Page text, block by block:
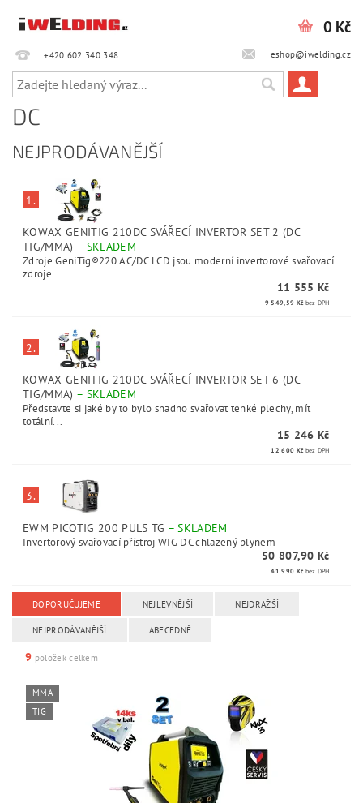
+420 602 340 348‎‎ eshop@iwelding.cz
0 Kč
DC
NEJPRODÁVANĚJŠÍ
1.
KOWAX GENITIG 210DC SVÁŘECÍ INVERTOR SET 2 (DC
TIG/MMA) – SKLADEM
Zdroje GeniTig®220 AC/DC LCD jsou moderní invertorové svařovací
zdroje...
11 555 Kč
9 549,59 Kč bez DPH
2.
KOWAX GENITIG 210DC SVÁŘECÍ INVERTOR SET 6 (DC
TIG/MMA) – SKLADEM
Představte si jaké by to bylo snadno svařovat tenké plechy, mít
totální...
15 246 Kč
12 600 Kč bez DPH
3.
EWM PICOTIG 200 PULS TG –SKLADEM
Invertorový svařovací přístroj WIG DC chlazený plynem
50 807,90 Kč
41 990 Kč bez DPH
DOPORUČUJEME NEJLEVNĚJŠÍ NEJDRAŽŠÍ
NEJPRODÁVANĚJŠÍ ABECEDNĚ
9 položek celkem
MMA
TIG